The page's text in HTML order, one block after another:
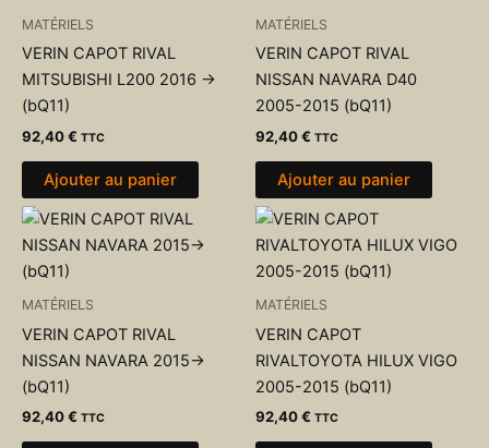
MATÉRIELS
VERIN CAPOT RIVAL
MITSUBISHI L200 2016 ->
(bQ11)
92,40€ TTC
Ajouter au panier
MATÉRIELS
VERIN CAPOT RIVAL
NISSAN NAVARA D40
2005-2015 (bQ11)
92,40€ TTC
Ajouter au panier
MATÉRIELS
VERIN CAPOT RIVAL
NISSAN NAVARA 2015->
(bQ11)
92,40€ TTC
MATÉRIELS
VERIN CAPOT
RIVALTOYOTA HILUX VIGO
2005-2015 (bQ11)
92,40€ TTC